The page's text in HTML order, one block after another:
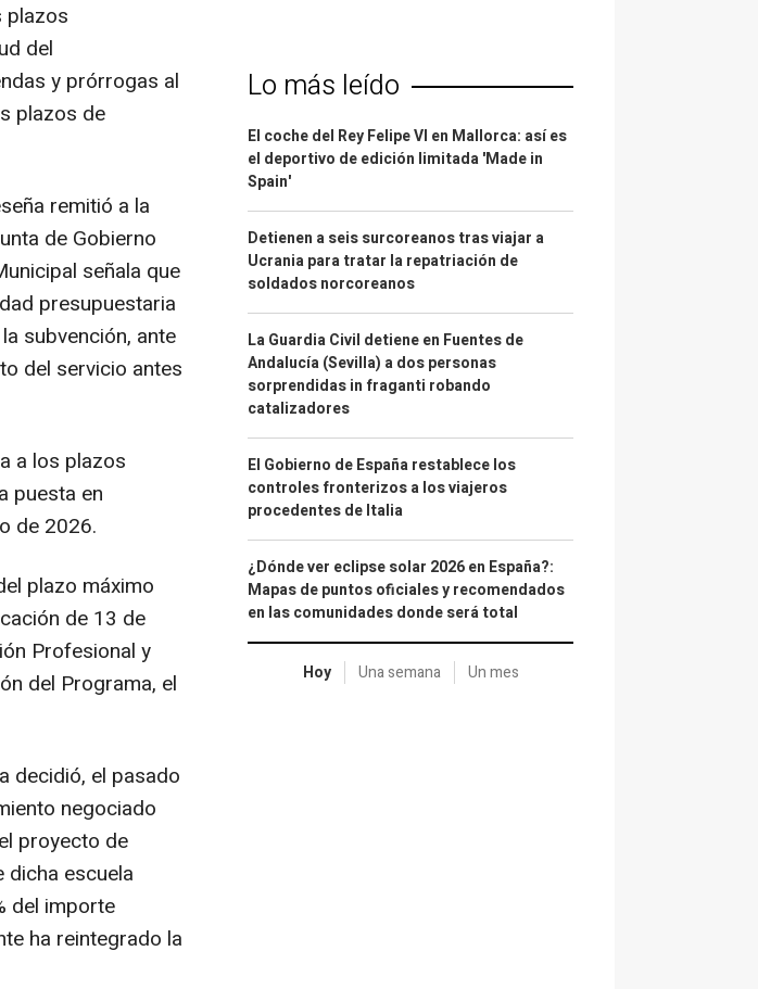
plazos
del
y prórrogas al
plazos de
remitió a la
de Gobierno
señala que
presupuestaria
subvención, ante
del servicio antes
a los plazos
puesta en
de 2026.
plazo máximo
de 13 de
Profesional y
del Programa, el
decidió, el pasado
negociado
proyecto de
escuela
del importe
ha reintegrado la
Lo más leído
El coche del Rey Felipe VI en Mallorca: así es
el deportivo de edición limitada 'Made in
Spain'
Detienen a seis surcoreanos tras viajar a
Ucrania para tratar la repatriación de
soldados norcoreanos
La Guardia Civil detiene en Fuentes de
Andalucía (Sevilla) a dos personas
sorprendidas in fraganti robando
catalizadores
El Gobierno de España restablece los
controles fronterizos a los viajeros
procedentes de Italia
¿Dónde ver eclipse solar 2026 en España?:
Mapas de puntos oficiales y recomendados
en las comunidades donde será total
Hoy Una semana Un mes